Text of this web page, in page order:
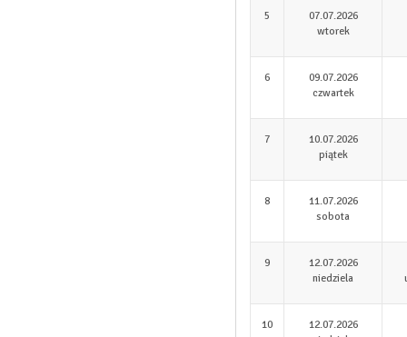
5
07.07.2026
wtorek
6
09.07.2026
czwartek
7
10.07.2026
piątek
8
11.07.2026
sobota
9
12.07.2026
niedziela
10
12.07.2026